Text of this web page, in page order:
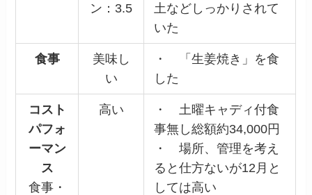
ン：3.5
土などしっかりされて
いた
食事
美味し
い
・ 「生姜焼き」を食
した
コスト
パフォ
ーマン
ス
食事・
高い
・ 土曜キャディ付食
事無し総額約34,000円
・ 場所、管理を考え
ると仕方ないが12月と
しては高い